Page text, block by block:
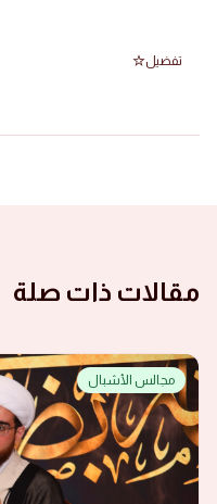
تفضيل
مقالات ذات صلة
مجالس الأشبال